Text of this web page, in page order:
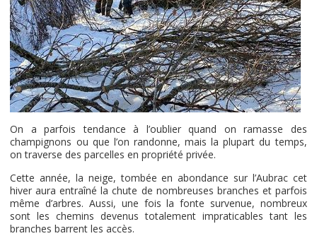
On a parfois tendance à l’oublier quand on ramasse des
champignons ou que l’on randonne, mais la plupart du temps,
on traverse des parcelles en propriété privée.
Cette année, la neige, tombée en abondance sur l’Aubrac cet
hiver aura entraîné la chute de nombreuses branches et parfois
même d’arbres. Aussi, une fois la fonte survenue, nombreux
sont les chemins devenus totalement impraticables tant les
branches barrent les accès.